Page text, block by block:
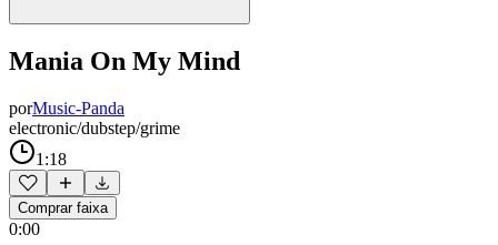
Mania On My Mind
porMusic-Panda
electronic/dubstep/grime
1:18
Comprar faixa
0:00